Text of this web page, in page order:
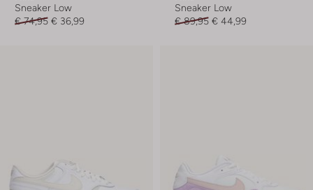
Sneaker Low
€ 74,95 € 36,99
Sneaker Low
€ 89,95 € 44,99